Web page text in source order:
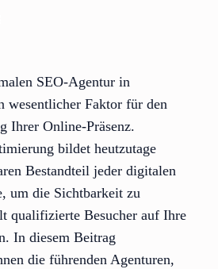
SEO-Agentur in
wesentlicher Faktor für den
Ihrer Online-Präsenz.
bildet heutzutage
Bestandteil jeder digitalen
um die Sichtbarkeit zu
qualifizierte Besucher auf Ihre
In diesem Beitrag
die führenden Agenturen,